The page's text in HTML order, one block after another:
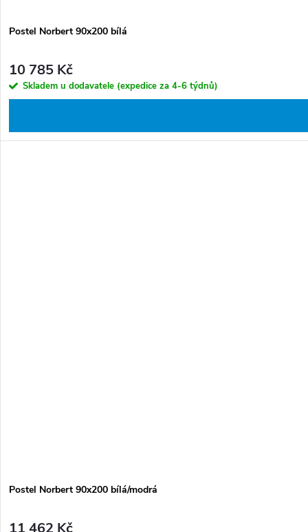
Postel Norbert 90x200 bílá
10 785 Kč
Skladem u dodavatele (expedice za 4-6 týdnů)
Postel Norbert 90x200 bílá/modrá
11 462 Kč